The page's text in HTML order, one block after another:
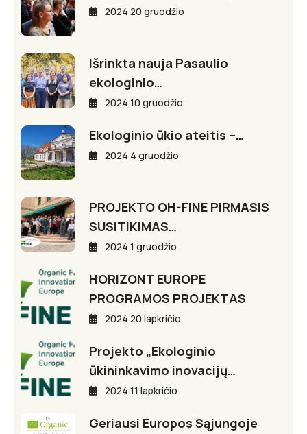
2024 20 gruodžio
Išrinkta nauja Pasaulio
ekologinio…
2024 10 gruodžio
Ekologinio ūkio ateitis –…
2024 4 gruodžio
PROJEKTO OH-FINE PIRMASIS
SUSITIKIMAS…
2024 1 gruodžio
HORIZONT EUROPE
PROGRAMOS PROJEKTAS
2024 20 lapkričio
Projekto „Ekologinio
ūkininkavimo inovacijų…
2024 11 lapkričio
Geriausi Europos Sąjungoje